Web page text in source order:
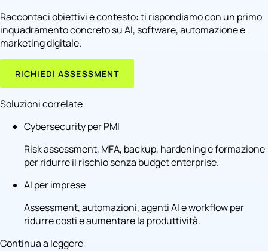
Raccontaci obiettivi e contesto: ti rispondiamo con un primo
inquadramento concreto su AI, software, automazione e
marketing digitale.
RICHIEDI ASSESSMENT
Soluzioni correlate
Cybersecurity per PMI
Risk assessment, MFA, backup, hardening e formazione
per ridurre il rischio senza budget enterprise.
AI per imprese
Assessment, automazioni, agenti AI e workflow per
ridurre costi e aumentare la produttività.
Continua a leggere